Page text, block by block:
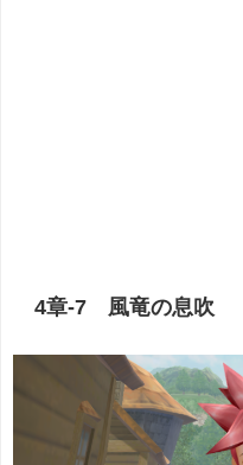
4章-7 風竜の息吹